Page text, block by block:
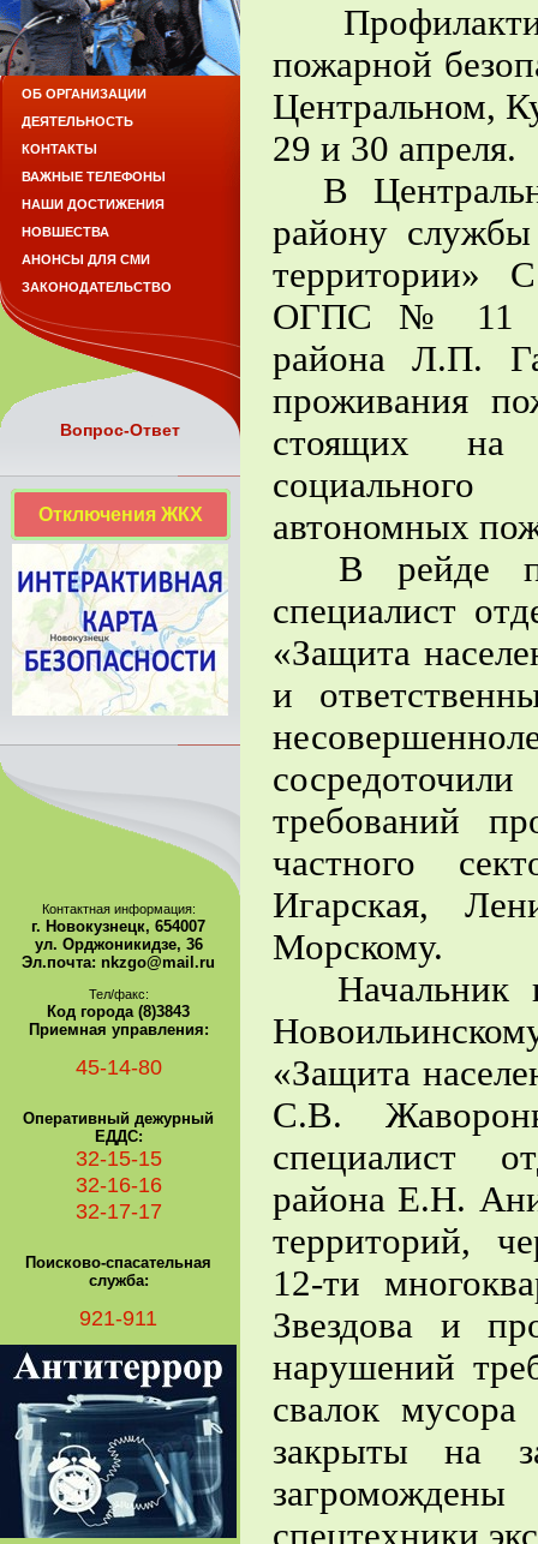
пожарной
Центральном,
29 и 30 апреля.
В
району
территории»
ОГПС № 11 и
района Л.П.
проживания
стоящих на
автономных
В рейде по
специалист
«Защита
и
требований
частного
Игарская,
Морскому.
Начальник и
«Защита
С.В.
специалист
района Е.Н.
территорий,
12-ти
Звездова и
нарушений
свалок
закрыты на
спецтехники
ОБ ОРГАНИЗАЦИИ
ДЕЯТЕЛЬНОСТЬ
КОНТАКТЫ
ВАЖНЫЕ ТЕЛЕФОНЫ
НАШИ ДОСТИЖЕНИЯ
НОВШЕСТВА
АНОНСЫ ДЛЯ СМИ
ЗАКОНОДАТЕЛЬСТВО
Вопрос-Ответ
Отключения ЖКХ
Контактная информация:
г. Новокузнецк, 654007
ул. Орджоникидзе, 36
Эл.почта: nkzgo@mail.ru
Тел/факс:
Код города (8)3843
Приемная управления:
45-14-80
Оперативный дежурный
ЕДДС:
32-15-15
32-16-16
32-17-17
Поисково-спасательная
служба:
921-911